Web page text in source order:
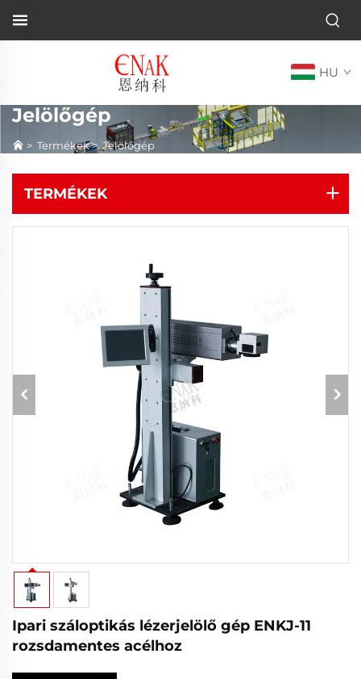
HU
Jelölőgép
> Termékek>Jelölőgép
TERMÉKEK
Ipari száloptikás lézerjelölő gép ENKJ-11
rozsdamentes acélhoz